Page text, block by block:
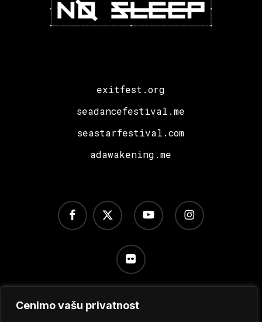
Cenimo vašu privatnost
exitfest.org
seadancefestival.me
seastarfestival.com
adawakening.me
x-
twitter
facebook youtube instagram
flickr